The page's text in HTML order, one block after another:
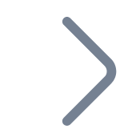
Bitcoin